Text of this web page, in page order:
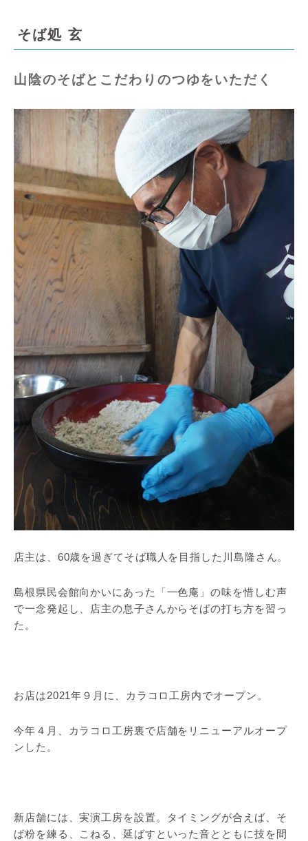
そば処 玄
山陰のそばとこだわりのつゆをいただく
店主は、60歳を過ぎてそば職人を目指した川島隆さん。
島根県民会館向かいにあった「一色庵」の味を惜しむ声
で一念発起し、店主の息子さんからそばの打ち方を習っ
た。
お店は2021年９月に、カラコロ工房内でオープン。
今年４月、カラコロ工房裏で店舗をリニューアルオープ
ンした。
新店舗には、実演工房を設置。タイミングが合えば、そ
ば粉を練る、こねる、延ばすといった音とともに技を間